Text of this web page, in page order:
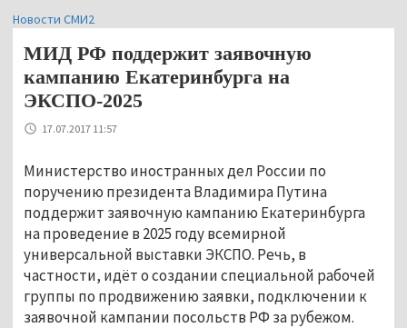
Новости СМИ2
МИД РФ поддержит заявочную
кампанию Екатеринбурга на
ЭКСПО-2025
17.07.2017 11:57
Министерство иностранных дел России по
поручению президента Владимира Путина
поддержит заявочную кампанию Екатеринбурга
на проведение в 2025 году всемирной
универсальной выставки ЭКСПО. Речь, в
частности, идёт о создании специальной рабочей
группы по продвижению заявки, подключении к
заявочной кампании посольств РФ за рубежом.